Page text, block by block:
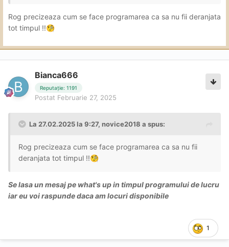
Rog precizeaza cum se face programarea ca sa nu fii deranjata
tot timpul !!🧐
Bianca666
Reputație: 1191
Postat Februarie 27, 2025
La 27.02.2025 la 9:27, novice2018 a spus:
Rog precizeaza cum se face programarea ca sa nu fii
deranjata tot timpul !!🧐
Se lasa un mesaj pe what's up in timpul programului de lucru
iar eu voi raspunde daca am locuri disponibile
1